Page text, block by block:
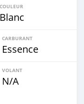
COULEUR
Blanc
CARBURANT
Essence
VOLANT
N/A